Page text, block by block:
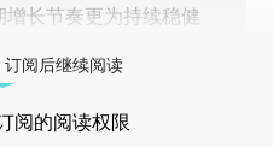
长节奏更为持续稳健
订阅后继续阅读
阅的阅读权限